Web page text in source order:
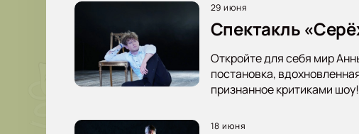
29 июня
Спектакль
Откройте для себя мир
постановка,
признанное критиками шоу!
18 июня